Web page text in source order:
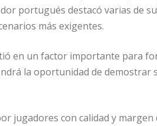
portugués destacó varias de
más exigentes.
en un factor importante para
la oportunidad de demostrar
jugadores con calidad y margen